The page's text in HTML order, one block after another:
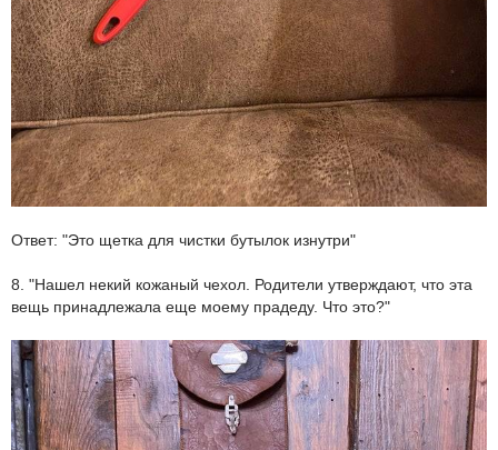
Ответ: "Это щетка для чистки бутылок изнутри"
8. "Нашел некий кожаный чехол. Родители утверждают, что эта
вещь принадлежала еще моему прадеду. Что это?"